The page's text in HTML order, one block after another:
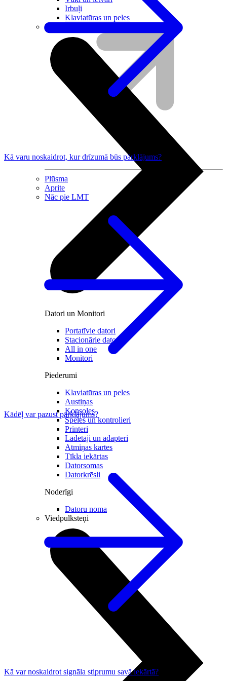
Plūsma
Aprite
Nāc pie LMT
Irbuļi
Klaviatūras un peles
Datortehnika
Datori un Monitori
Portatīvie datori
Stacionārie datori
All in one
Monitori
Piederumi
Klaviatūras un peles
Austiņas
Konsoles
Spēles un kontrolieri
Printeri
Lādētāji un adapteri
Atmiņas kartes
Tīkla iekārtas
Datorsomas
Datorkrēsli
Noderīgi
Datoru noma
Viedpulksteņi
Kā varu noskaidrot, kur drīzumā būs pārklājums?
Kādēļ var pazust pārklājums?
Kā var noskaidrot signāla stiprumu savā iekārtā?